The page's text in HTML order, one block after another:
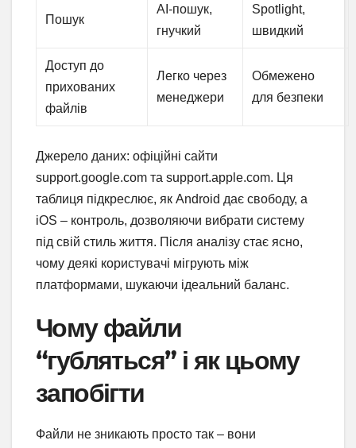
Пошук
AI-пошук,
гнучкий
Spotlight,
швидкий
Доступ до
прихованих
файлів
Легко через
менеджери
Обмежено
для безпеки
Джерело даних: офіційні сайти
support.google.com та support.apple.com. Ця
таблиця підкреслює, як Android дає свободу, а
iOS – контроль, дозволяючи вибрати систему
під свій стиль життя. Після аналізу стає ясно,
чому деякі користувачі мігрують між
платформами, шукаючи ідеальний баланс.
Чому файли
“губляться” і як цьому
запобігти
Файли не зникають просто так – вони